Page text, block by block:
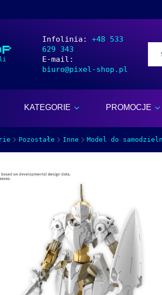
Infolinia: +48 533
629 343
E-mail:
biuro@pixel-shop.pl
KATEGORIE PROMOCJE
Pozostałe Inne Model do